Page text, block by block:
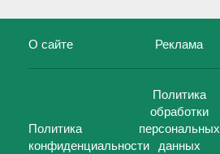
О сайте Реклама
Политика
конфиденциальности
Политика
обработки
персональных
данных